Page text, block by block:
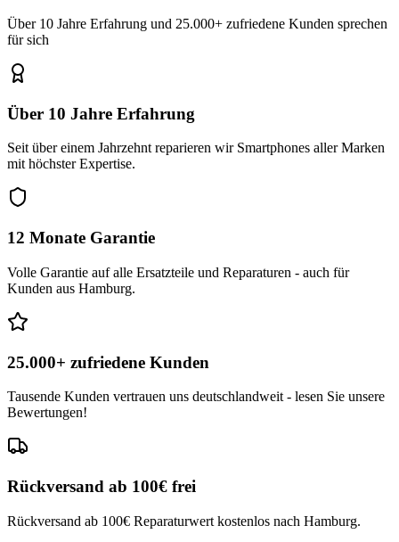
Über 10 Jahre Erfahrung und 25.000+ zufriedene Kunden sprechen
für sich
Über 10 Jahre Erfahrung
Seit über einem Jahrzehnt reparieren wir Smartphones aller Marken
mit höchster Expertise.
12 Monate Garantie
Volle Garantie auf alle Ersatzteile und Reparaturen - auch für
Kunden aus Hamburg.
25.000+ zufriedene Kunden
Tausende Kunden vertrauen uns deutschlandweit - lesen Sie unsere
Bewertungen!
Rückversand ab 100€ frei
Rückversand ab 100€ Reparaturwert kostenlos nach Hamburg.